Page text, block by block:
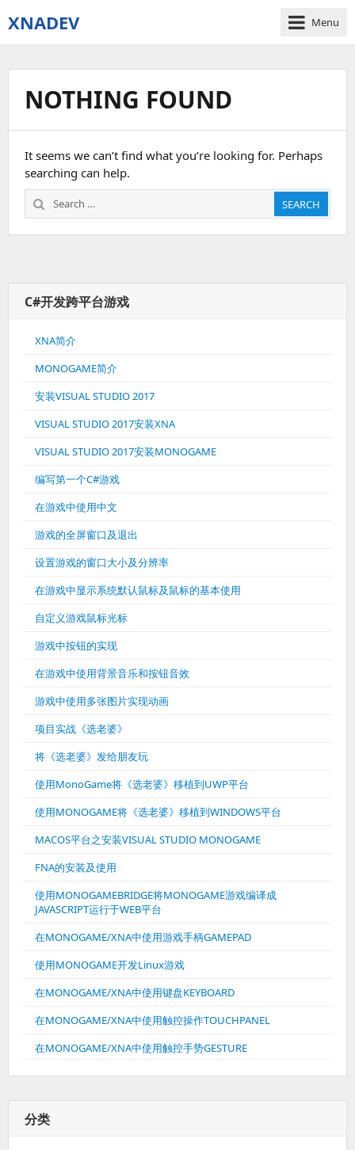
XNADEV Menu
NOTHING FOUND
It seems we can’t find what you’re looking for. Perhaps
searching can help.
Search
for:
SEARCH
C#开发跨平台游戏
XNA简介
MONOGAME简介
安装VISUAL STUDIO 2017
VISUAL STUDIO 2017安装XNA
VISUAL STUDIO 2017安装MONOGAME
编写第一个C#游戏
在游戏中使用中文
游戏的全屏窗口及退出
设置游戏的窗口大小及分辨率
在游戏中显示系统默认鼠标及鼠标的基本使用
自定义游戏鼠标光标
游戏中按钮的实现
在游戏中使用背景音乐和按钮音效
游戏中使用多张图片实现动画
项目实战《选老婆》
将《选老婆》发给朋友玩
使用MonoGame将《选老婆》移植到UWP平台
使用MONOGAME将《选老婆》移植到WINDOWS平台
MACOS平台之安装VISUAL STUDIO MONOGAME
FNA的安装及使用
使用MONOGAMEBRIDGE将MONOGAME游戏编译成
JAVASCRIPT运行于WEB平台
在MONOGAME/XNA中使用游戏手柄GAMEPAD
使用MONOGAME开发Linux游戏
在MONOGAME/XNA中使用键盘KEYBOARD
在MONOGAME/XNA中使用触控操作TOUCHPANEL
在MONOGAME/XNA中使用触控手势GESTURE
分类